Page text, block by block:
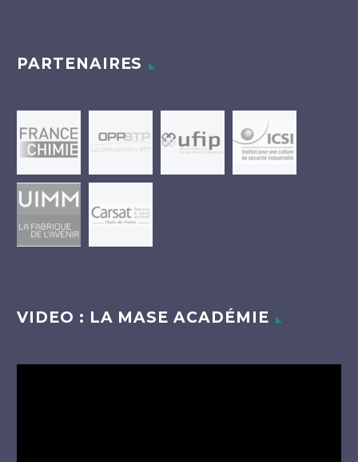
PARTENAIRES
VIDEO : LA MASE ACADÉMIE